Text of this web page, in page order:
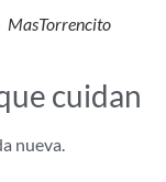
cuidan
nueva.